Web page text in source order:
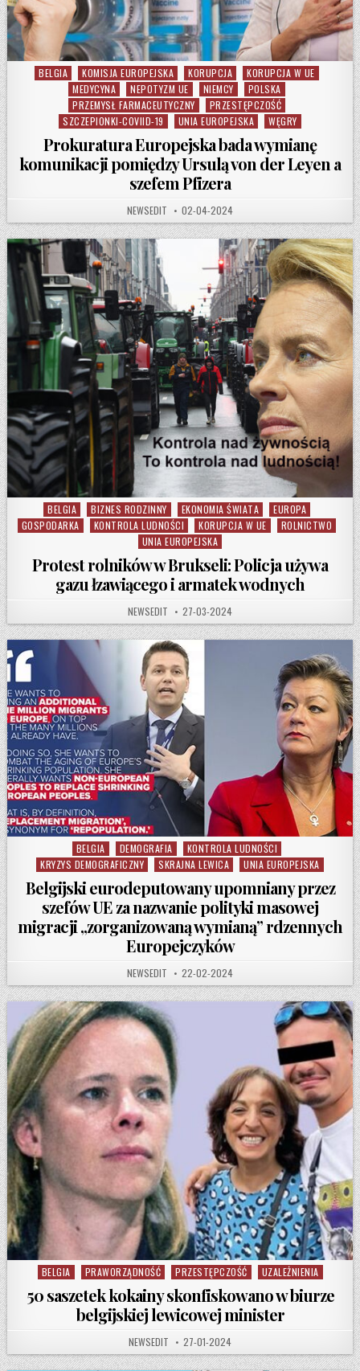
Posted in
BELGIA KOMISJA EUROPEJSKA KORUPCJA
KORUPCJA W UE
MEDYCYNA
NEPOTYZM UE NIEMCY
POLSKA
PRZEMYSŁ FARMACEUTYCZNY
PRZESTĘPCZOŚĆ
SZCZEPIONKI-COVIID-19
UNIA EUROPEJSKA WĘGRY
Prokuratura Europejska bada wymianę
komunikacji pomiędzy Ursulą von der Leyen a
szefem Pfizera
AUTHOR:
NEWSEDIT PUBLISHED DATE:
02-04-2024
Posted in
BELGIA BIZNES RODZINNY EKONOMIA ŚWIATA
EUROPA
GOSPODARKA
KONTROLA LUDNOŚCI KORUPCJA W UE
ROLNICTWO
UNIA EUROPEJSKA
Protest rolników w Brukseli: Policja używa
gazu łzawiącego i armatek wodnych
AUTHOR:
NEWSEDIT PUBLISHED DATE:
27-03-2024
Posted in
BELGIA DEMOGRAFIA
KONTROLA LUDNOŚCI
KRYZYS DEMOGRAFICZNY
SKRAJNA LEWICA UNIA EUROPEJSKA
Belgijski eurodeputowany upomniany przez
szefów UE za nazwanie polityki masowej
migracji „zorganizowaną wymianą” rdzennych
Europejczyków
AUTHOR:
NEWSEDIT PUBLISHED DATE:
22-02-2024
Posted in
BELGIA PRAWORZĄDNOŚĆ PRZESTĘPCZOŚĆ UZALEŻNIENIA
50 saszetek kokainy skonfiskowano w biurze
belgijskiej lewicowej minister
AUTHOR:
NEWSEDIT PUBLISHED DATE:
27-01-2024